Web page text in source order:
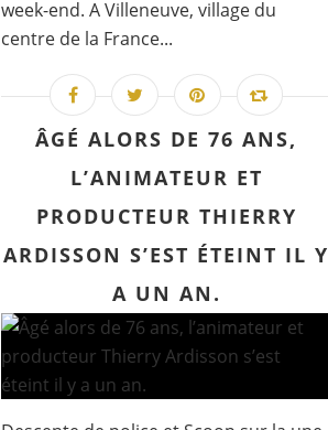
week-end. A Villeneuve, village du
centre de la France...
ÂGÉ ALORS DE 76 ANS,
L’ANIMATEUR ET
PRODUCTEUR THIERRY
ARDISSON S’EST ÉTEINT IL Y
A UN AN.